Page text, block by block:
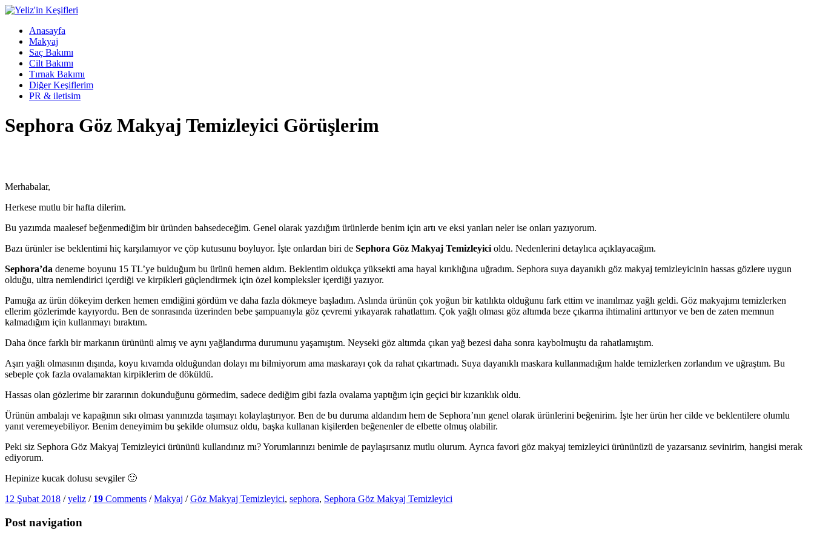
Anasayfa
Makyaj
Saç Bakımı
Cilt Bakımı
Tırnak Bakımı
Diğer Keşiflerim
PR & iletisim
Sephora Göz Makyaj Temizleyici Görüşlerim
Merhabalar,
Herkese mutlu bir hafta dilerim.
Bu yazımda maalesef beğenmediğim bir üründen bahsedeceğim. Genel olarak yazdığım ürünlerde benim için artı ve eksi yanları neler ise onları yazıyorum.
Bazı ürünler ise beklentimi hiç karşılamıyor ve çöp kutusunu boyluyor. İşte onlardan biri de Sephora Göz Makyaj Temizleyici oldu. Nedenlerini detaylıca açıklayacağım.
Sephora’da deneme boyunu 15 TL’ye bulduğum bu ürünü hemen aldım. Beklentim oldukça yüksekti ama hayal kırıklığına uğradım. Sephora suya dayanıklı göz makyaj temizleyicinin hassas gözlere uygun
olduğu, ultra nemlendirici içerdiği ve kirpikleri güçlendirmek için özel kompleksler içerdiği yazıyor.
Pamuğa az ürün dökeyim derken hemen emdiğini gördüm ve daha fazla dökmeye başladım. Aslında ürünün çok yoğun bir katılıkta olduğunu fark ettim ve inanılmaz yağlı geldi. Göz makyajımı temizlerken
ellerim gözlerimde kayıyordu. Ben de sonrasında üzerinden bebe şampuanıyla göz çevremi yıkayarak rahatlattım. Çok yağlı olması göz altımda beze çıkarma ihtimalini arttırıyor ve ben de zaten memnun
kalmadığım için kullanmayı bıraktım.
Daha önce farklı bir markanın ürününü almış ve aynı yağlandırma durumunu yaşamıştım. Neyseki göz altımda çıkan yağ bezesi daha sonra kaybolmuştu da rahatlamıştım.
Aşırı yağlı olmasının dışında, koyu kıvamda olduğundan dolayı mı bilmiyorum ama maskarayı çok da rahat çıkartmadı. Suya dayanıklı maskara kullanmadığım halde temizlerken zorlandım ve uğraştım. Bu
sebeple çok fazla ovalamaktan kirpiklerim de döküldü.
Hassas olan gözlerime bir zararının dokunduğunu görmedim, sadece dediğim gibi fazla ovalama yaptığım için geçici bir kızarıklık oldu.
Ürünün ambalajı ve kapağının sıkı olması yanınızda taşımayı kolaylaştırıyor. Ben de bu duruma aldandım hem de Sephora’nın genel olarak ürünlerini beğenirim. İşte her ürün her cilde ve beklentilere olumlu
yanıt veremeyebiliyor. Benim deneyimim bu şekilde olumsuz oldu, başka kullanan kişilerden beğenenler de elbette olmuş olabilir.
Peki siz Sephora Göz Makyaj Temizleyici ürününü kullandınız mı? Yorumlarınızı benimle de paylaşırsanız mutlu olurum. Ayrıca favori göz makyaj temizleyici ürününüzü de yazarsanız sevinirim, hangisi merak
ediyorum.
Hepinize kucak dolusu sevgiler 🙂
12 Şubat 2018 / yeliz / 19 Comments / Makyaj / Göz Makyaj Temizleyici, sephora, Sephora Göz Makyaj Temizleyici
Post navigation